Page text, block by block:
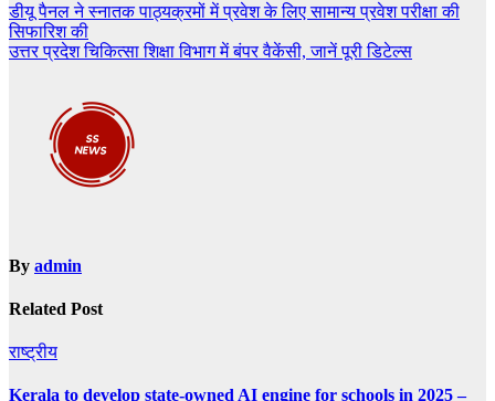
Post
navigation
डीयू पैनल ने स्नातक पाठ्यक्रमों में प्रवेश के लिए सामान्य प्रवेश परीक्षा की
सिफारिश की
उत्तर प्रदेश चिकित्सा शिक्षा विभाग में बंपर वैकेंसी, जानें पूरी डिटेल्स
By admin
Related Post
राष्ट्रीय
Kerala to develop state-owned AI engine for schools in 2025 –